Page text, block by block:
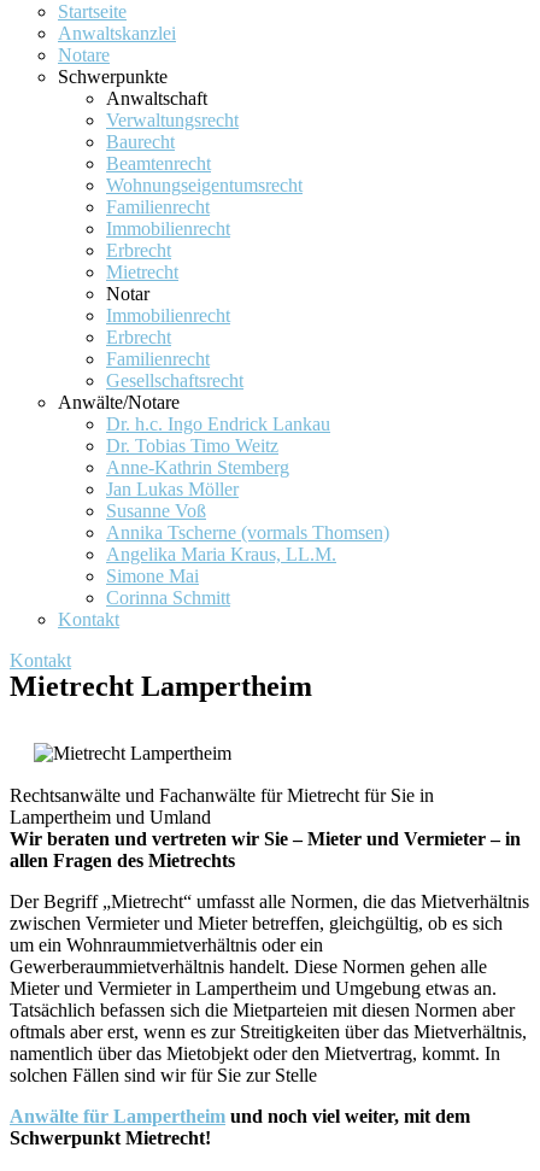
Startseite
Anwaltskanzlei
Notare
Schwerpunkte
Anwaltschaft
Verwaltungsrecht
Baurecht
Beamtenrecht
Wohnungseigentumsrecht
Familienrecht
Immobilienrecht
Erbrecht
Mietrecht
Notar
Immobilienrecht
Erbrecht
Familienrecht
Gesellschaftsrecht
Anwälte/Notare
Dr. h.c. Ingo Endrick Lankau
Dr. Tobias Timo Weitz
Anne-Kathrin Stemberg
Jan Lukas Möller
Susanne Voß
Annika Tscherne (vormals Thomsen)
Angelika Maria Kraus, LL.M.
Simone Mai
Corinna Schmitt
Kontakt
Kontakt
Mietrecht Lampertheim
Rechtsanwälte und Fachanwälte für Mietrecht für Sie in
Lampertheim und Umland
Wir beraten und vertreten wir Sie – Mieter und Vermieter – in
allen Fragen des Mietrechts
Der Begriff „Mietrecht“ umfasst alle Normen, die das Mietverhältnis
zwischen Vermieter und Mieter betreffen, gleichgültig, ob es sich
um ein Wohnraummietverhältnis oder ein
Gewerberaummietverhältnis handelt. Diese Normen gehen alle
Mieter und Vermieter in Lampertheim und Umgebung etwas an.
Tatsächlich befassen sich die Mietparteien mit diesen Normen aber
oftmals aber erst, wenn es zur Streitigkeiten über das Mietverhältnis,
namentlich über das Mietobjekt oder den Mietvertrag, kommt. In
solchen Fällen sind wir für Sie zur Stelle
Anwälte für Lampertheim und noch viel weiter, mit dem
Schwerpunkt Mietrecht!